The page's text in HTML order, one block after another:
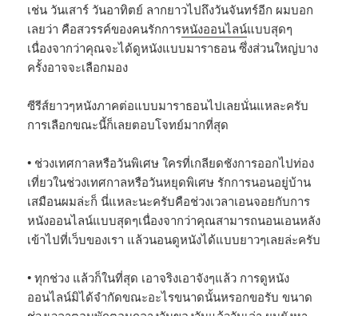
เช่น วันเสาร์ วันอาทิตย์ ลากยาวไปถึงวันจันทร์อีก ผมบอก
เลยว่า คือสวรรค์ของคนรักการหนังออนไลน์แบบสุดๆ
เนื่องจากว่าคุณจะได้ดูหนังแบบมาราธอน ซึ่งส่วนใหญ่บาง
ครั้งอาจจะเลือกมอง
ซีรีส์ยาวๆหนังภาคต่อแบบมาราธอนไปเลยนั่นแหละครับ
การเลือกขณะนี้ก็เลยตอบโจทย์มากที่สุด
• ช่วงเทศกาลหรือวันพิเศษ ใครที่เกลียดชังการออกไปท่อง
เที่ยวในช่วงเทศกาลหรือวันหยุดพิเศษ รักการนอนอยู่บ้าน
เสมือนผมล่ะก็ นี่แหละนะครับคือช่วงเวลาเอนจอยกับการ
หนังออนไลน์แบบสุดๆเนื่องจากว่าคุณสามารถนอนเอนหลัง
เข้าไปที่เว็บของเรา แล้วนอนดูหนังได้แบบยาวๆเลยล่ะครับ
• ทุกช่วง แล้วก็ในที่สุด เอาจริงเอาจังๆแล้ว การดูหนัง
ออนไลน์มิได้จำกัดขณะอะไรขนาดนั้นหรอกขอรับ ขนาด